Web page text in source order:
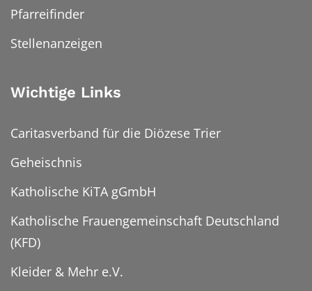
Pfarreifinder
Stellenanzeigen
Wichtige Links
Caritasverband für die Diözese Trier
Geheischnis
Katholische KiTA gGmbH
Katholische Frauengemeinschaft Deutschland
(KFD)
Kleider & Mehr e.V.